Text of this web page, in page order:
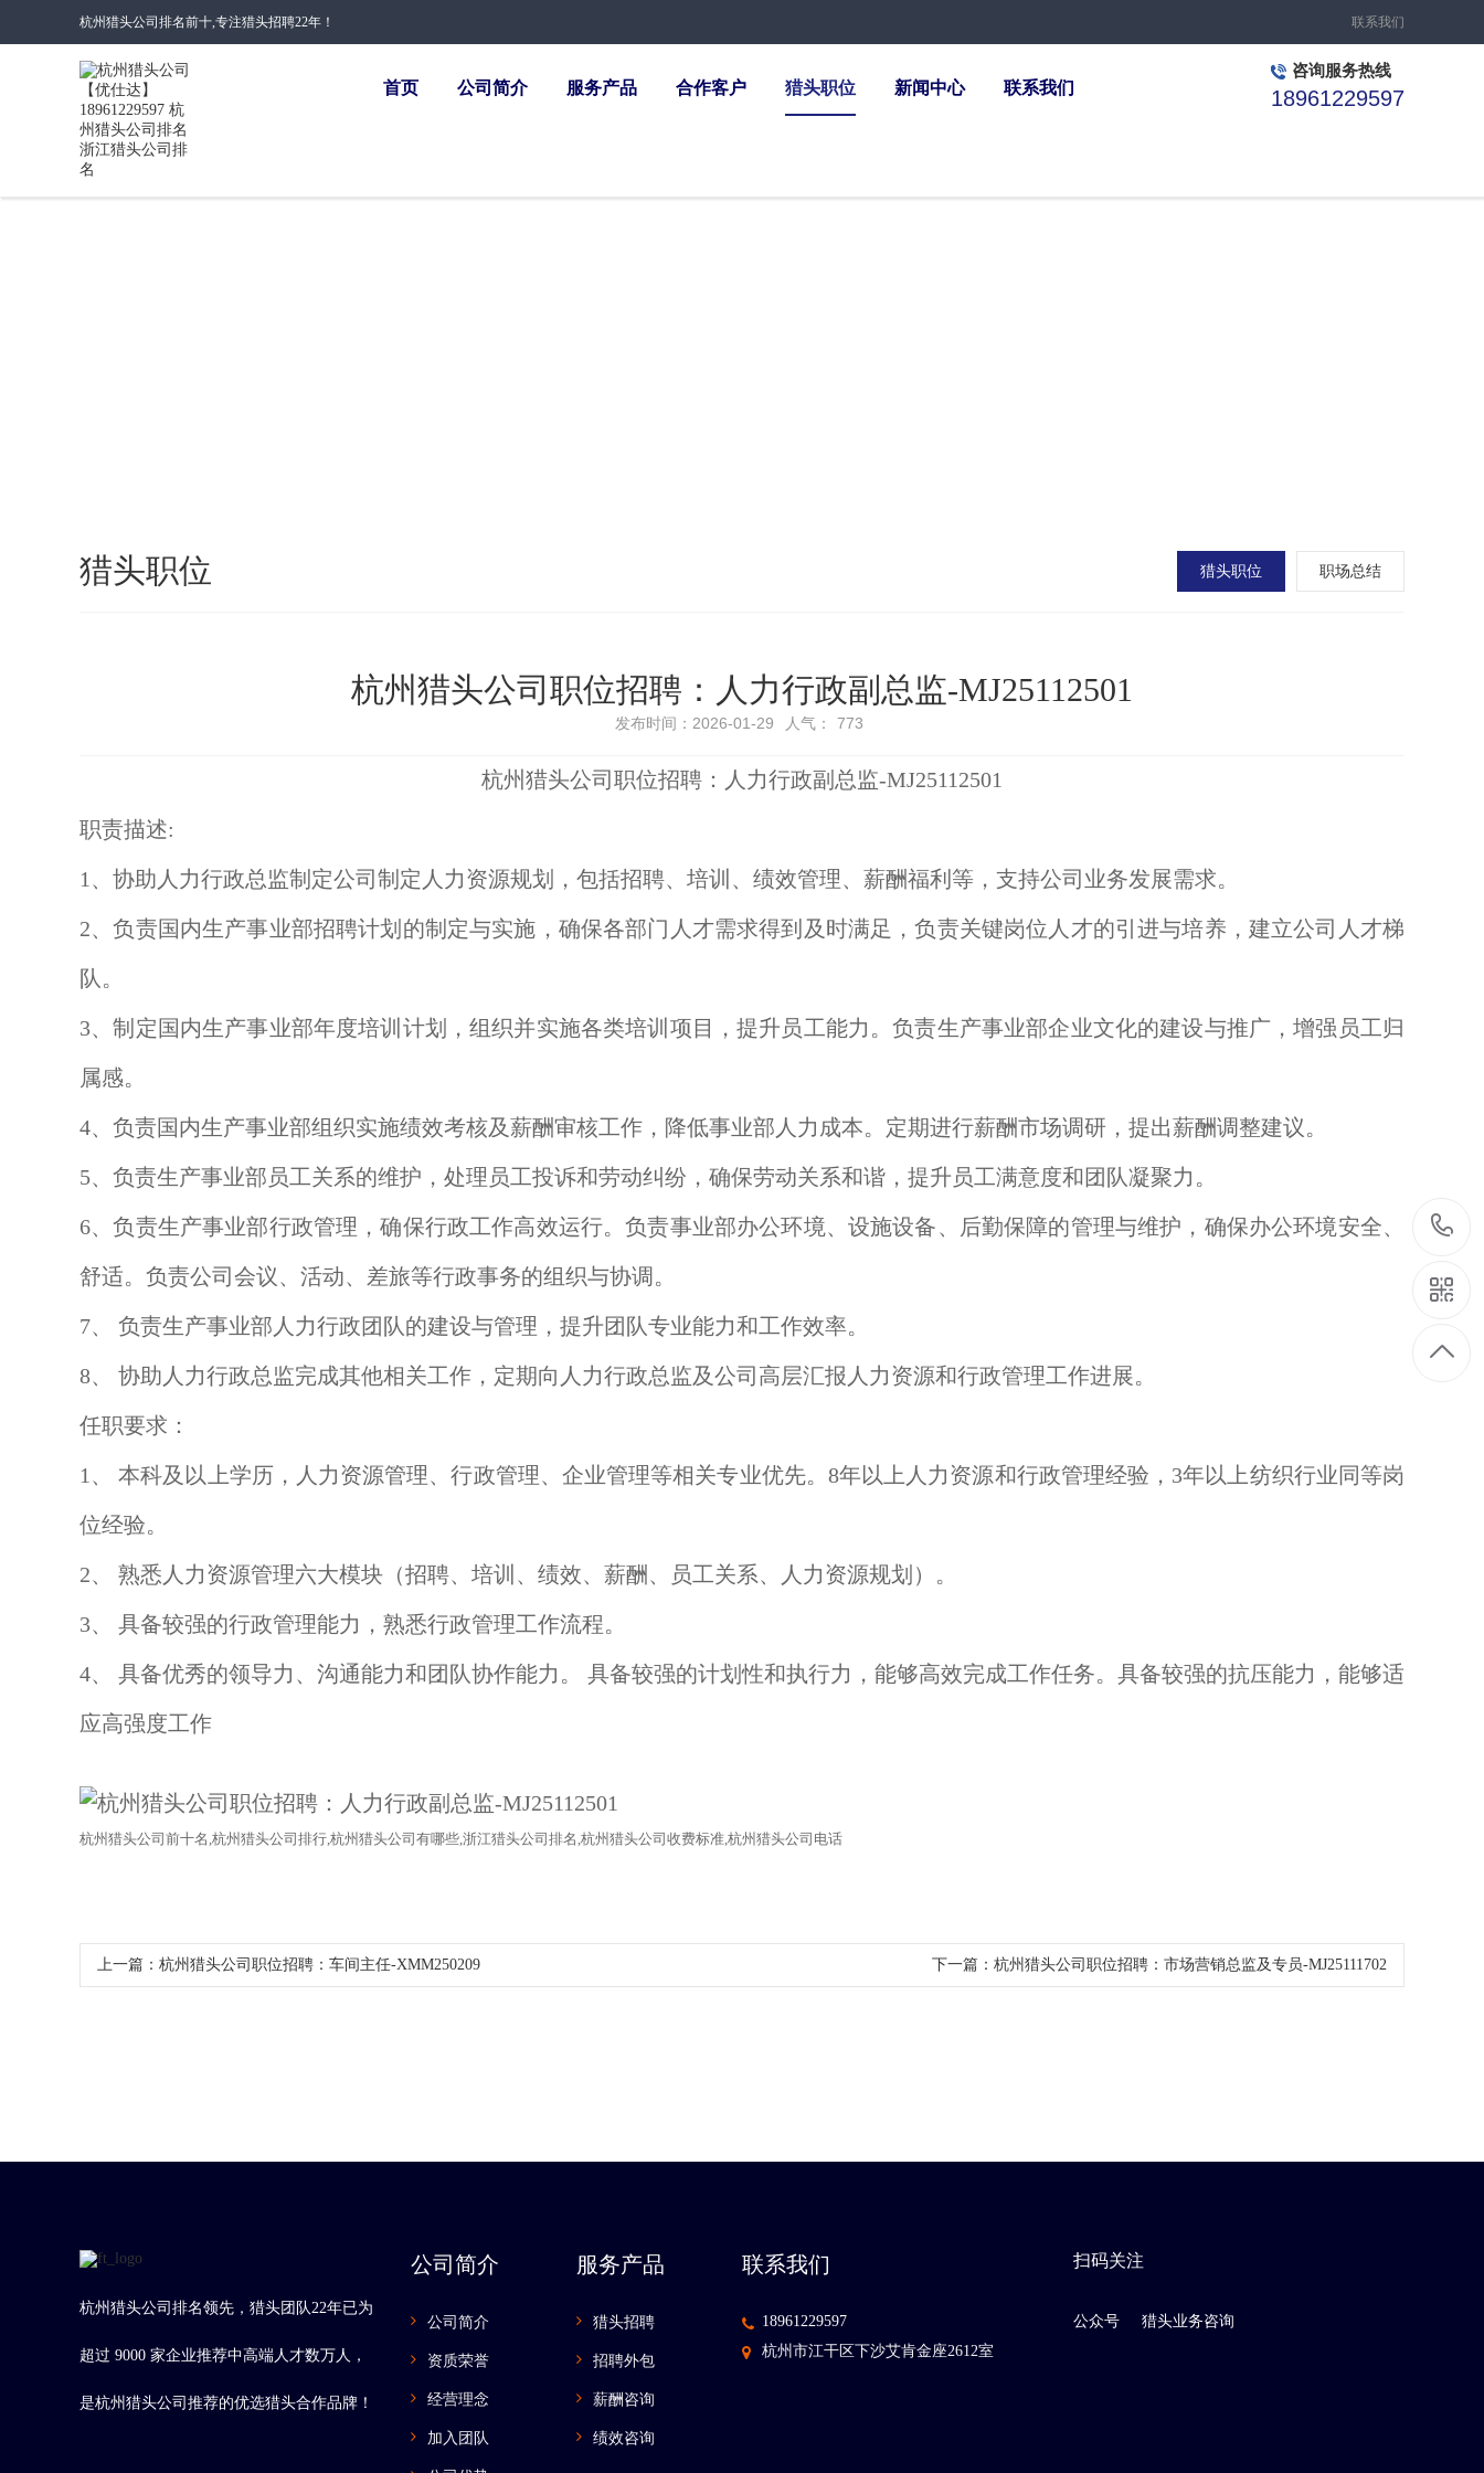
杭州猎头公司排名前十,专注猎头招聘22年！ 联系我们
首页 公司简介 服务产品 合作客户 猎头职位 新闻中心 联系我们
咨询服务热线
18961229597
猎头职位 猎头职位 职场总结
杭州猎头公司职位招聘：人力行政副总监-MJ25112501
发布时间：2026-01-29 人气： 773
杭州猎头公司职位招聘：人力行政副总监-MJ25112501
职责描述:
1、协助人力行政总监制定公司制定人力资源规划，包括招聘、培训、绩效管理、薪酬福利等，支持公司业务发展需求。
2、负责国内生产事业部招聘计划的制定与实施，确保各部门人才需求得到及时满足，负责关键岗位人才的引进与培养，建立公司人才梯
队。
3、制定国内生产事业部年度培训计划，组织并实施各类培训项目，提升员工能力。负责生产事业部企业文化的建设与推广，增强员工归
属感。
4、负责国内生产事业部组织实施绩效考核及薪酬审核工作，降低事业部人力成本。定期进行薪酬市场调研，提出薪酬调整建议。
5、负责生产事业部员工关系的维护，处理员工投诉和劳动纠纷，确保劳动关系和谐，提升员工满意度和团队凝聚力。
6、负责生产事业部行政管理，确保行政工作高效运行。负责事业部办公环境、设施设备、后勤保障的管理与维护，确保办公环境安全、
舒适。负责公司会议、活动、差旅等行政事务的组织与协调。
7、 负责生产事业部人力行政团队的建设与管理，提升团队专业能力和工作效率。
8、 协助人力行政总监完成其他相关工作，定期向人力行政总监及公司高层汇报人力资源和行政管理工作进展。
任职要求：
1、 本科及以上学历，人力资源管理、行政管理、企业管理等相关专业优先。8年以上人力资源和行政管理经验，3年以上纺织行业同等岗
位经验。
2、 熟悉人力资源管理六大模块（招聘、培训、绩效、薪酬、员工关系、人力资源规划）。
3、 具备较强的行政管理能力，熟悉行政管理工作流程。
4、 具备优秀的领导力、沟通能力和团队协作能力。 具备较强的计划性和执行力，能够高效完成工作任务。具备较强的抗压能力，能够适
应高强度工作
杭州 猎头公司 前十名 ,杭州猎头公司排行,杭州 猎头公司 有哪些,浙江猎头公司 排名 ,杭州猎头公司收费标准,杭州猎头公司电话
上一篇： 杭州猎头公司职位招聘：车间主任-XMM250209 下一篇： 杭州猎头公司职位招聘：市场营销总监及专员-MJ25111702
杭州猎头公司排名领先，猎头团队22年已为
超过 9000 家企业推荐中高端人才数万人，
是杭州猎头公司推荐的优选猎头合作品牌！
公司简介
公司简介
资质荣誉
经营理念
加入团队
服务产品
猎头招聘
招聘外包
薪酬咨询
绩效咨询
联系我们
18961229597
杭州市江干区下沙艾肯金座2612室
扫码关注
公众号 猎头业务咨询